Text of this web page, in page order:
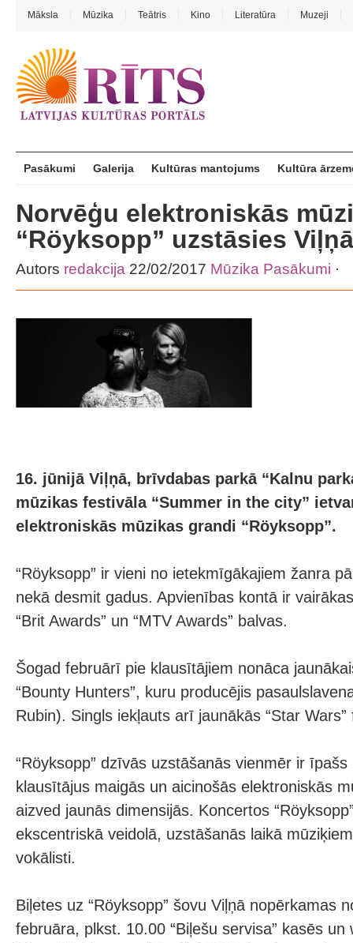
Māksla Mūzika Teātris Kino Literatūra Muzeji
Pasākumi Galerija Kultūras mantojums Kultūra
Norvēģu elektroniskās
“Röyksopp” uzstāsies Viļņā
Autors redakcija 22/02/2017 Mūzika Pasākumi ·
16. jūnijā Viļņā, brīvdabas parkā “Kalnu
mūzikas festivāla “Summer in the city”
elektroniskās mūzikas grandi “Röyksopp”.
“Röyksopp” ir vieni no ietekmīgākajiem žanra
nekā desmit gadus. Apvienības kontā ir
“Brit Awards” un “MTV Awards” balvas.
Šogad februārī pie klausītājiem nonāca
“Bounty Hunters”, kuru producējis
Rubin). Singls iekļauts arī jaunākās “Star
“Röyksopp” dzīvās uzstāšanās vienmēr ir
klausītājus maigās un aicinošās elektroniskās
aizved jaunās dimensijās. Koncertos
ekscentriskā veidolā, uzstāšanās laikā
vokālisti.
Biļetes uz “Röyksopp” šovu Viļņā nopērkamas
februāra, plkst. 10.00 “Biļešu servisa” kasēs un